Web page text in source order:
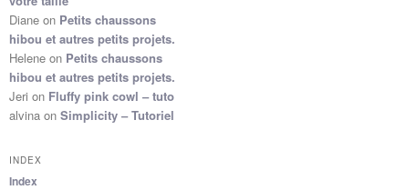
Diane on Petits chaussons
hibou et autres petits projets.
Helene on Petits chaussons
hibou et autres petits projets.
Jeri on Fluffy pink cowl – tuto
alvina on Simplicity – Tutoriel
INDEX
Index